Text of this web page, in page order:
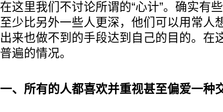
在这里我们不讨论所谓的“心计”。确实有
至少比另外一些人更深，他们可以用常人
出来也做不到的手段达到自己的目的。在
普遍的情况。
一、所有的人都喜欢并重视甚至偏爱一种